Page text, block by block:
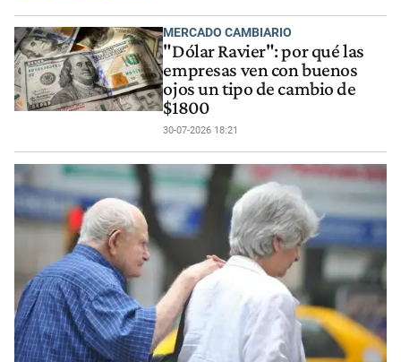
MERCADO CAMBIARIO
"Dólar Ravier": por qué las
empresas ven con buenos
ojos un tipo de cambio de
$1800
30-07-2026 18:21